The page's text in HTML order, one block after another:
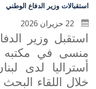
استقبالات وزير الدفاع الوطني
استقبل وزير
منسى في مكتبه
أستراليا لدى
خلال اللقاء